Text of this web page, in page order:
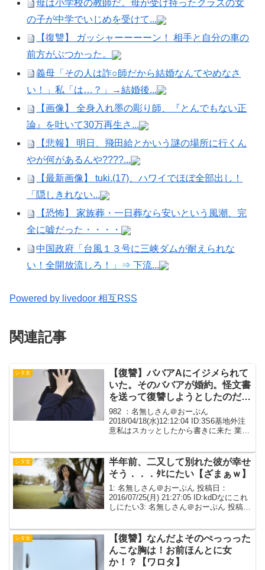
母は小学校の教師だ。母が受け持ったクラスの女
の子が中学でいじめを受けて...
【復讐】 ガッシャーーーーン！ 相手と自分の車の
前方がぶつかった。
義母「その人は詐○師だから結婚なんてやめなさ
い！」私「は…？」→結婚後...
【画像】 全身入れ墨の彫り師、『とんでもない正
論』を吐いて30万再生さ...
【悲報】 明日、飛田給とかいう謎の場所に行くん
やが何があるんや????...
【最新画像】 tuki.(17)、ハワイでほぼ全部出し！
「隠しきれない...
【恐怖】 家族葬・一日葬なら安いという風潮、完
全に嘘だった・・・・
中国政府「台風１３号に三峡ダムが耐えられな
い！全開放流しろ！」⇒ 下流...
Powered by livedoor 相互RSS
関連記事
シタ女
【復讐】ババアAにイジメられて
いた。そのババアが婚約。怪文書
を送って復讐しようとしたのだ
が…
982 ：名無しさん＠おーぷん
2018/04/18(水)12:12:04 ID:3S6基地外注
意私はスカッとしたから書きに来た 業務
たらこちらに責任押し付けようとした
り...
シタ女
半年前、二又して別れた彼が幸せ
そう．．．ﾀﾋにたい【ざまぁｗ】
1: 名無しさん＠おーぷん 投稿日：
2016/07/25(月) 21:27:05 ID:kdDなにこれ
しにたい3: 名無しさん＠おーぷん 投稿
シタ女
【復讐】なんだよそのぺっっった
んこな胸は！お前ほんとに女
か！？【ワロタ】